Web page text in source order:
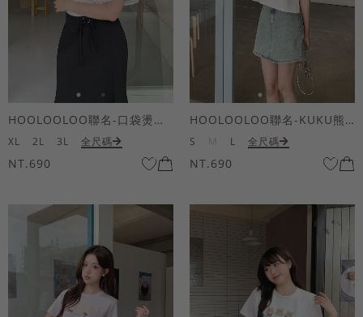
HOOLOOLOO聯名-口袋燙金KUKU熊短袖上衣
XL 2L 3L 全尺碼
NT.690
HOOLOOLOO聯名-KUKU熊蝴蝶結短袖上衣
S L 全尺碼
NT.690